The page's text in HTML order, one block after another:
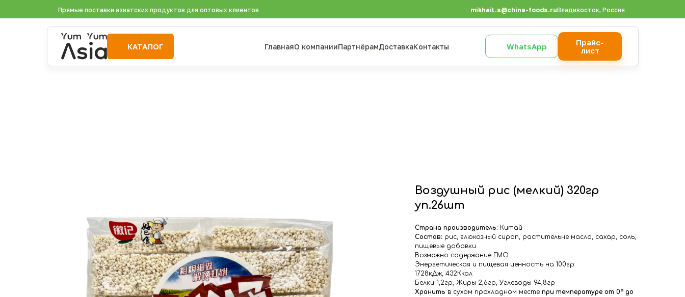
Прямые поставки азиатских продуктов для оптовых клиентов mikhail.s@china-foods.ruВладивосток, Россия
КАТАЛОГ ГлавнаяО компанииПартнёрамДоставкаКонтакты WhatsApp
Прайс-
лист
Воздушный рис (мелкий) 320гр
уп.26шт
Страна производитель: Китай
Состав: рис, глюкозный сироп, растительне масло, сахар, соль,
пищевые добавки
Возможно содержание ГМО
Энергетическая и пищевая ценность на 100гр:
1728кДж, 432Ккал
Белки-1,2гр, Жиры-2,6гр, Углеводы-94,8гр
Хранить в сухом прохладном месте при температуре от 0° до